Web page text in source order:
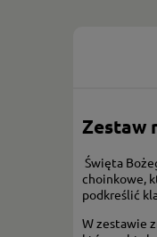
Zestaw
Święta
choinkowe,
podkreślić
W zestawie